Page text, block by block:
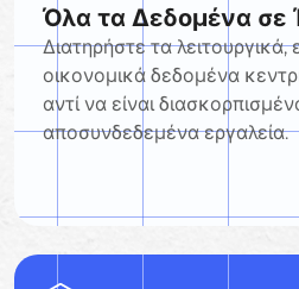
Όλα τα Δεδομένα σε
Διατηρήστε τα λειτουργικά,
οικονομικά δεδομένα
αντί να είναι
αποσυνδεδεμένα εργαλεία.